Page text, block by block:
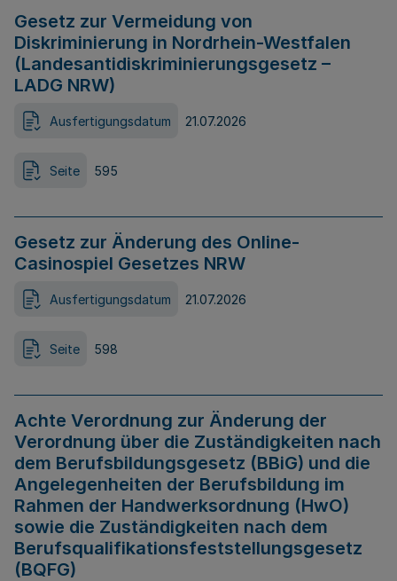
Gesetz zur Vermeidung von
Diskriminierung in Nordrhein-Westfalen
(Landesantidiskriminierungsgesetz –
LADG NRW)
Ausfertigungsdatum 21.07.2026
Seite 595
Gesetz zur Änderung des Online-
Casinospiel Gesetzes NRW
Ausfertigungsdatum 21.07.2026
Seite 598
Achte Verordnung zur Änderung der
Verordnung über die Zuständigkeiten nach
dem Berufsbildungsgesetz (BBiG) und die
Angelegenheiten der Berufsbildung im
Rahmen der Handwerksordnung (HwO)
sowie die Zuständigkeiten nach dem
Berufsqualifikationsfeststellungsgesetz
(BQFG)